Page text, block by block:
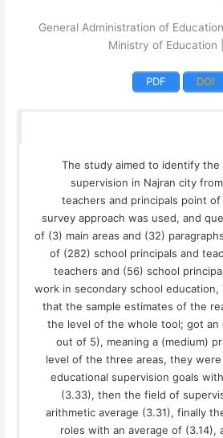
General Administration of
Ministry of Education
DOI
PDF
The study aimed to identify
supervision in Najran city
teachers and principals point
survey approach was used, and
of (3) main areas and (32)
of (282) school principals and
teachers and (56) school
work in secondary school
that the sample estimates of the
the level of the whole tool; got an
out of 5), meaning a (medium)
level of the three areas, they
educational supervision goals
(3.33), then the field of
arithmetic average (3.31), finally
roles with an average of (3.14),